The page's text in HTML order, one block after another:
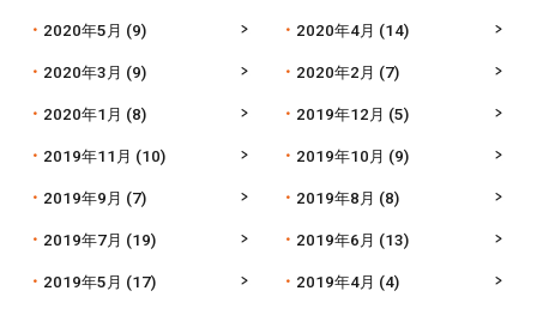
2020年5月 (9) 2020年4月 (14)
2020年3月 (9) 2020年2月 (7)
2020年1月 (8) 2019年12月 (5)
2019年11月 (10) 2019年10月 (9)
2019年9月 (7) 2019年8月 (8)
2019年7月 (19) 2019年6月 (13)
2019年5月 (17) 2019年4月 (4)